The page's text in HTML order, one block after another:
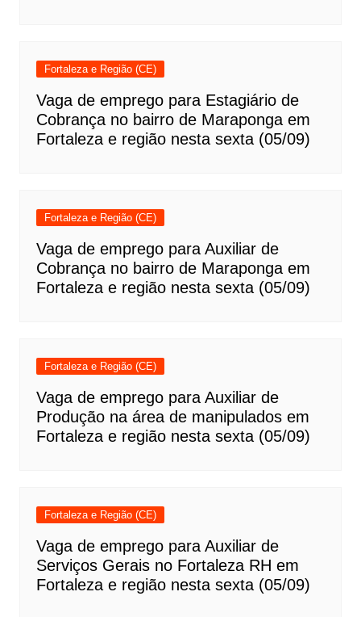
Fortaleza e Região (CE)
Vaga de emprego para Estagiário de
Cobrança no bairro de Maraponga em
Fortaleza e região nesta sexta (05/09)
Fortaleza e Região (CE)
Vaga de emprego para Auxiliar de
Cobrança no bairro de Maraponga em
Fortaleza e região nesta sexta (05/09)
Fortaleza e Região (CE)
Vaga de emprego para Auxiliar de
Produção na área de manipulados em
Fortaleza e região nesta sexta (05/09)
Fortaleza e Região (CE)
Vaga de emprego para Auxiliar de
Serviços Gerais no Fortaleza RH em
Fortaleza e região nesta sexta (05/09)